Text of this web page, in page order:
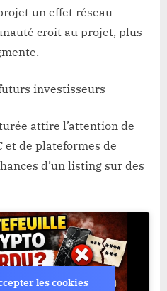
un effet réseau
croit au projet, plus
investisseurs
attire l’attention de
et de plateformes de
d’un listing sur des
les cookies